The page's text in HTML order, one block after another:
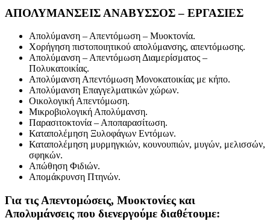
ΑΠΟΛΥΜΑΝΣΕΙΣ ΑΝΑΒΥΣΣΟΣ – ΕΡΓΑΣΙΕΣ
Απολύμανση – Απεντόμωση – Μυοκτονία.
Χορήγηση πιστοποιητικού απολύμανσης, απεντόμωσης.
Απολύμανση – Απεντόμωση Διαμερίσματος –
Πολυκατοικίας.
Απολύμανση Απεντόμωση Μονοκατοικίας με κήπο.
Απολύμανση Επαγγελματικών χώρων.
Οικολογική Απεντόμωση.
Μικροβιολογική Απολύμανση.
Παρασιτοκτονία – Αποπαρασίτωση.
Καταπολέμηση Ξυλοφάγων Εντόμων.
Καταπολέμηση μυρμηγκιών, κουνουπιών, μυγών, μελισσών,
σφηκών.
Απώθηση Φιδιών.
Απομάκρυνση Πτηνών.
Για τις Απεντομώσεις, Μυοκτονίες και
Απολυμάνσεις που διενεργούμε διαθέτουμε: